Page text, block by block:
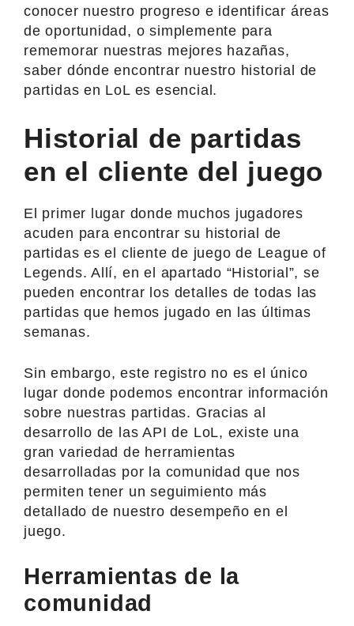
conocer nuestro progreso e identificar áreas
de oportunidad, o simplemente para
rememorar nuestras mejores hazañas,
saber dónde encontrar nuestro historial de
partidas en LoL es esencial.
Historial de partidas
en el cliente del juego
El primer lugar donde muchos jugadores
acuden para encontrar su historial de
partidas es el cliente de juego de League of
Legends. Allí, en el apartado “Historial”, se
pueden encontrar los detalles de todas las
partidas que hemos jugado en las últimas
semanas.
Sin embargo, este registro no es el único
lugar donde podemos encontrar información
sobre nuestras partidas. Gracias al
desarrollo de las API de LoL, existe una
gran variedad de herramientas
desarrolladas por la comunidad que nos
permiten tener un seguimiento más
detallado de nuestro desempeño en el
juego.
Herramientas de la
comunidad